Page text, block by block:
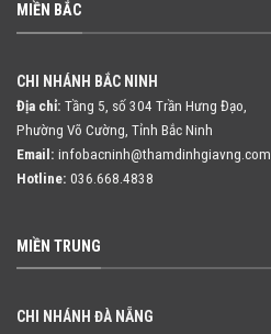
MIỀN BẮC
CHI NHÁNH BẮC NINH
Địa chỉ: Tầng 5, số 304 Trần Hưng Đạo,
Phường Võ Cường, Tỉnh Bắc Ninh
Email: infobacninh@thamdinhgiavng.com
Hotline: 036.668.4838
MIỀN TRUNG
CHI NHÁNH ĐÀ NẴNG